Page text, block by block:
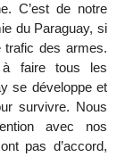
C’est de notre
du Paraguay, si
trafic des armes.
à faire tous les
se développe et
survivre. Nous
avec nos
pas d’accord,